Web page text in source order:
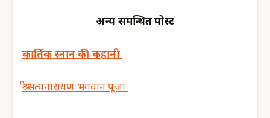
अन्य समन्धित पोस्ट
कार्तिक स्नान की कहानी
श्री सत्यनारायण भगवान पूजा